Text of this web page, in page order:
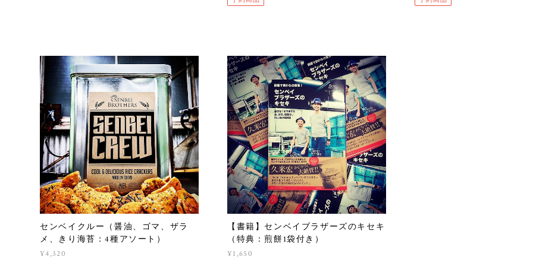
センベイクルー（醤油、ゴマ、ザラ
メ、きり海苔：4種アソート）
¥4,320
【書籍】センベイブラザーズのキセキ
（特典：煎餅1袋付き）
¥1,650